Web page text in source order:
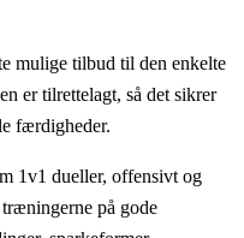
mulige tilbud til den enkelte
er tilrettelagt, så det sikrer
færdigheder.
1v1 dueller, offensivt og
på gode